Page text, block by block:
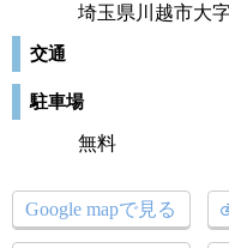
埼玉県川越市大
交通
駐車場
無料
Google mapで見る